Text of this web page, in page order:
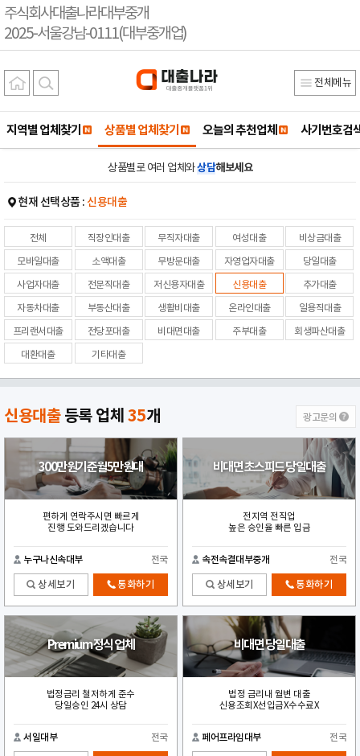
주식회사대출나라대부중개
2025-서울강남-0111(대부중개업)
전체메뉴
지역별 업체찾기 상품별 업체찾기 오늘의 추천업체 사기번호검
상품별로 여러 업체와상담해보세요
현재 선택상품 : 신용대출
전체 직장인대출 무직자대출 여성대출 비상금대출
모바일대출 소액대출 무방문대출 자영업자대출 당일대출
사업자대출 전문직대출 저신용자대출 신용대출 추가대출
자동차대출 부동산대출 생활비대출 온라인대출 일용직대출
프리랜서대출 전당포대출 비대면대출 주부대출 회생파산대출
대환대출 기타대출
신용대출등록 업체 35개 광고문의
300만원기준월5만원대
편하게 연락주시면 빠르게
진행 도와드리겠습니다
누구나신속대부 전국
상세보기 통화하기
비대면 초스피드 당일대출
전지역 전직업
높은 승인율 빠른 입금
속전속결대부중개 전국
상세보기 통화하기
Premium 정식 업체
법정금리 철저하게 준수
당일승인 24시 상담
서일대부 전국
비대면 당일대출
법정 금리내 월변 대출
신용조회X선입금X수수료X
페어프라임대부 전국